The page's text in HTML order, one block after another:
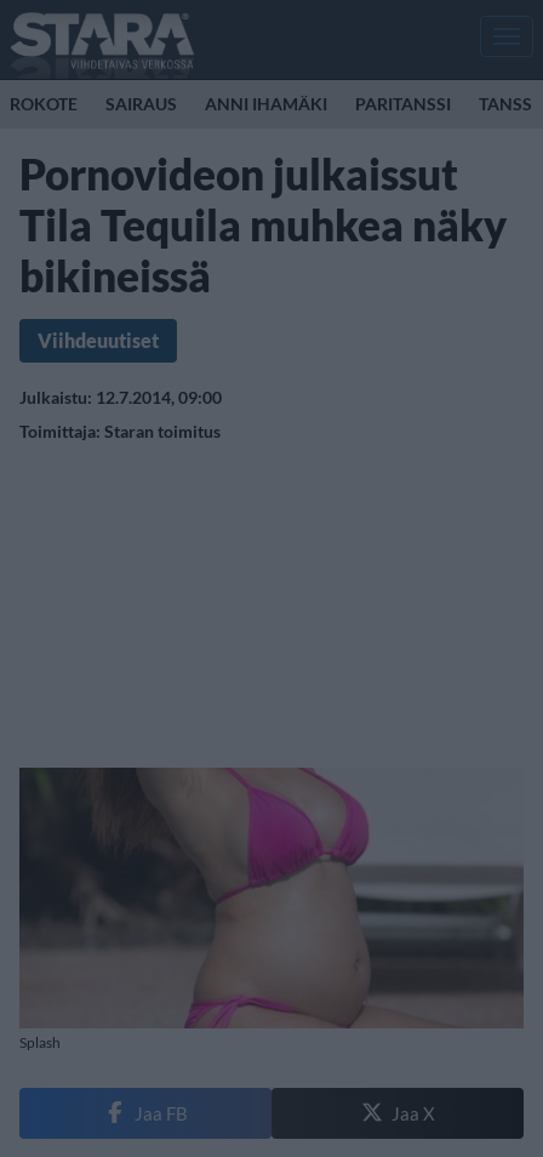
ROKOTE SAIRAUS ANNI IHAMÄKI PARITANSSI TANSSI
Pornovideon julkaissut
Tila Tequila muhkea näky
bikineissä
Viihdeuutiset
Julkaistu: 12.7.2014, 09:00
Toimittaja: Staran toimitus
Splash
Jaa FB Jaa X